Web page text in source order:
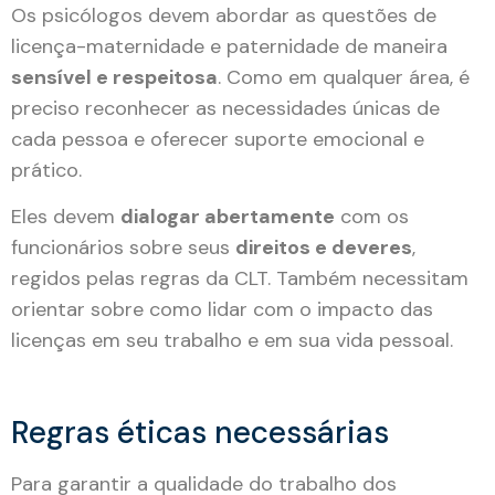
Os psicólogos devem abordar as questões de
licença-maternidade e paternidade de maneira
sensível e respeitosa. Como em qualquer área, é
preciso reconhecer as necessidades únicas de
cada pessoa e oferecer suporte emocional e
prático.
Eles devem dialogar abertamente com os
funcionários sobre seus direitos e deveres,
regidos pelas regras da CLT. Também necessitam
orientar sobre como lidar com o impacto das
licenças em seu trabalho e em sua vida pessoal.
Regras éticas necessárias
Para garantir a qualidade do trabalho dos